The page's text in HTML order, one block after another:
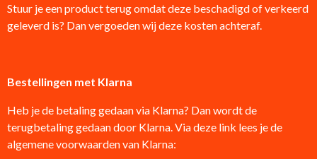
Stuur je een product terug omdat deze beschadigd of verkeerd
geleverd is? Dan vergoeden wij deze kosten achteraf.
Bestellingen met Klarna
Heb je de betaling gedaan via Klarna? Dan wordt de
terugbetaling gedaan door Klarna. Via deze link lees je de
algemene voorwaarden van Klarna: